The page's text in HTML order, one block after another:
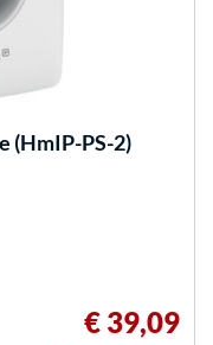
(HmIP-PS-2)
€ 39,09